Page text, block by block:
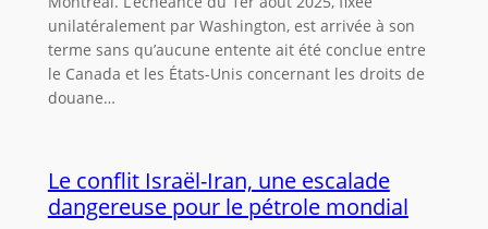
unilatéralement par Washington, est arrivée à son
terme sans qu’aucune entente ait été conclue entre
le Canada et les États-Unis concernant les droits de
douane…
Le conflit Israël-Iran, une escalade
dangereuse pour le pétrole mondial